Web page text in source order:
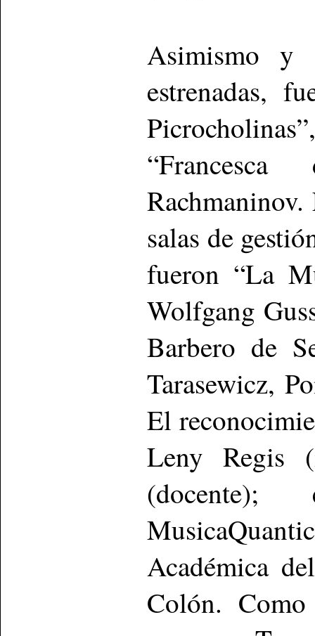
Asimismo
estrenadas,
salas de
fueron “La
Wolfgang
Barbero de
Tarasewicz,
El
Leny Regis
Académica
Colón.